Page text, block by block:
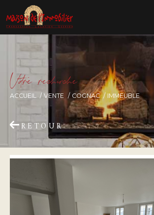
Vore recece
ACCUEIL VENTE COGNAC IMMEUBLE
RETOUR